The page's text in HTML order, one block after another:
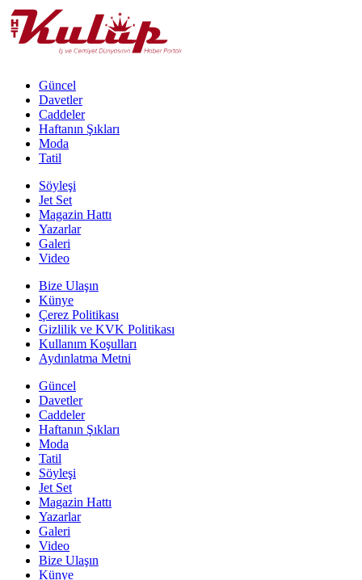
İş dünyası hastanede...
eden Ali ve Vuslat Doğan Sabancı çiftini dostları yalnız
bırakmıyor.
Talihsiz kaza!
ile birlikte Yunanistan'ın Leros Adası'nda denizde kaza
geçirdi.
Sabancı çifti kızlarına kavuştu!
İki yıl önce görkemli bir düğün töreniyle evlenen iş
insanı Hacı Sabancı ile Nazlı Sabancı çifti bebeklerini
kucaklarına aldı.
Geçtiğimiz hafta "ciddi bir bakteriyel enfeksiyon"
nedeniyle kaldırıldığı hastaneden taburcu olan
Madonna, sağlık durumu hakkında açıklamalarda
bulundu
Arsel'e “Onursal Üye” unvanı!
Türk Hemşireler Derneği, Vehbi Koç Vakfı Yönetim
Kurulu Başkanı Semahat Arsel'e "Onursal Üye" unvanı
verdi.